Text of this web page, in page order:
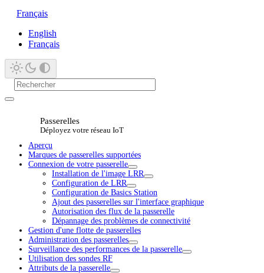
Français
English
Français
Passerelles
Déployez votre réseau IoT
Aperçu
Marques de passerelles supportées
Connexion de votre passerelle
Installation de l'image LRR
Configuration de LRR
Configuration de Basics Station
Ajout des passerelles sur l'interface graphique
Autorisation des flux de la passerelle
Dépannage des problèmes de connectivité
Gestion d'une flotte de passerelles
Administration des passerelles
Surveillance des performances de la passerelle
Utilisation des sondes RF
Attributs de la passerelle